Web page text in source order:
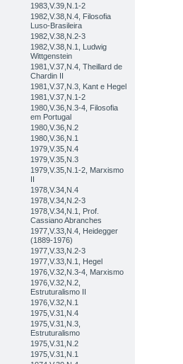
1983,V.39,N.1-2
1982,V.38,N.4, Filosofia
Luso-Brasileira
1982,V.38,N.2-3
1982,V.38,N.1, Ludwig
Wittgenstein
1981,V.37,N.4, Theillard de
Chardin II
1981,V.37,N.3, Kant e Hegel
1981,V.37,N.1-2
1980,V.36,N.3-4, Filosofia
em Portugal
1980,V.36,N.2
1980,V.36,N.1
1979,V.35,N.4
1979,V.35,N.3
1979,V.35,N.1-2, Marxismo
II
1978,V.34,N.4
1978,V.34,N.2-3
1978,V.34,N.1, Prof.
Cassiano Abranches
1977,V.33,N.4, Heidegger
(1889-1976)
1977,V.33,N.2-3
1977,V.33,N.1, Hegel
1976,V.32,N.3-4, Marxismo
1976,V.32,N.2,
Estruturalismo II
1976,V.32,N.1
1975,V.31,N.4
1975,V.31,N.3,
Estruturalismo
1975,V.31,N.2
1975,V.31,N.1